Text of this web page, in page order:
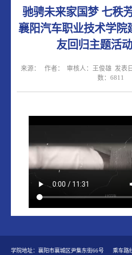
驰骋未来家国梦 七
襄阳汽车职业技术学院
友回归主题活
来源： 作者： 审核人：王俊雄 发表
数： 6811
学院地址：襄阳市襄城区尹集东街66号 乘车路